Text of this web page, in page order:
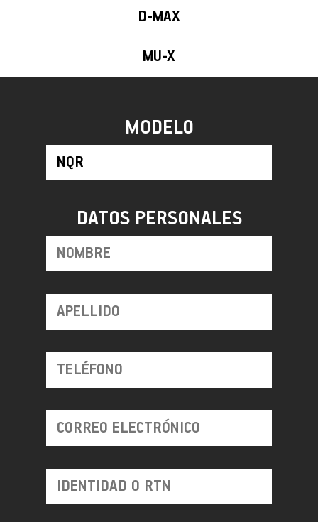
D-MAX
MU-X
MODELO
DATOS PERSONALES